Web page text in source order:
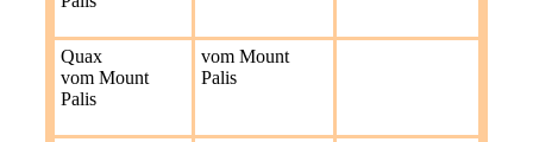
Quax
vom Mount
Palis
vom Mount
Palis